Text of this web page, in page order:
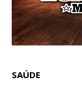
SAÚDE